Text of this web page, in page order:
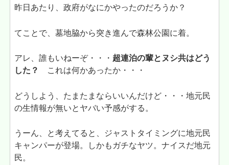
昨日あたり、政府がなにかやったのだろうか？
てことで、墓地脇から突き進んで森林公園に着。
アレ、誰もいねーぞ・・・ 超連泊の輩とヌシ共はどう
した？
これは何かあったか・・・
どうしよう、たまたまならいいんだけど・・・地元民
の生情報が無いとヤバい予感がする。
うーん、と考えてると、ジャストタイミングに地元民
キャンパーが登場。しかもガチなヤツ。ナイスだ地元
民。